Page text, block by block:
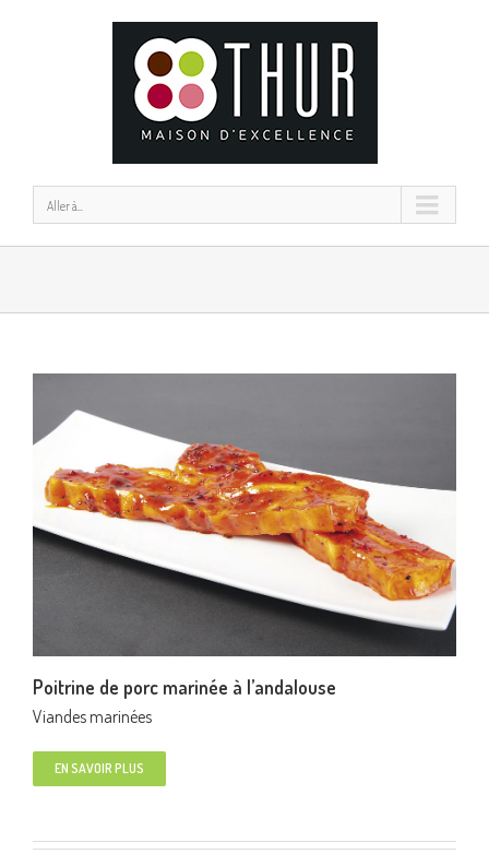
Aller à...
Poitrine de porc marinée à l’andalouse
Viandes marinées
EN SAVOIR PLUS